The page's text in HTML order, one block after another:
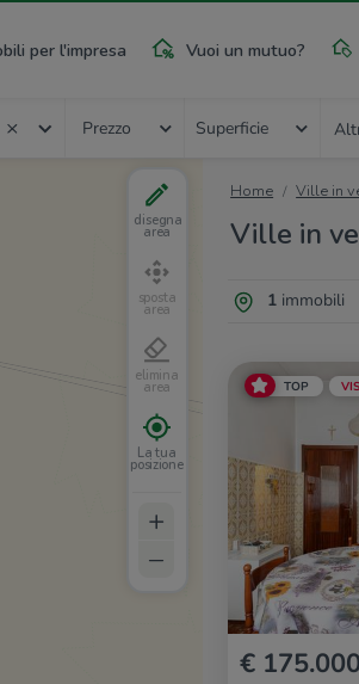
per l'impresa Vuoi un mutuo?
Prezzo Superficie
Home Ville in
Ville in
1immobili
TOP
€ 175.000
disegna
area
sposta
area
elimina
area
La tua
posizione
+
–